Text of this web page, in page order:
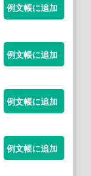
例文帳に追加
例文帳に追加
例文帳に追加
例文帳に追加